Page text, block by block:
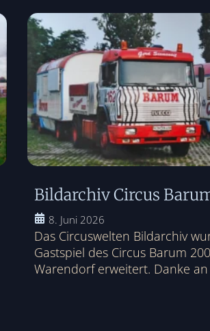
Bildarchiv Circus
8. Juni 2026
Das Circuswelten Bildarchiv
Gastspiel des Circus Barum
Warendorf erweitert. Danke an